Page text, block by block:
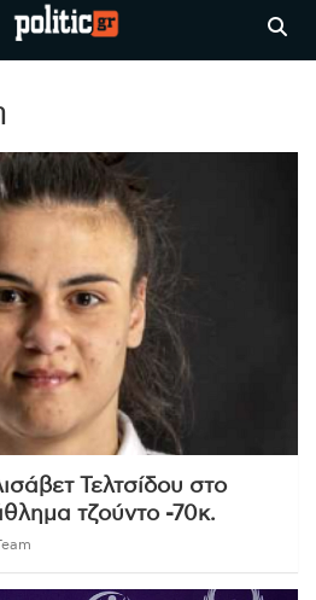
απο τη
την Ελλάδα και
Κόσμο
Τελτσίδου στο
τζούντο -70κ.